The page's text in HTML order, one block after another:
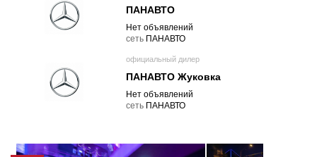
ПАНАВТО
Нет объявлений
cеть ПАНАВТО
официальный дилер
ПАНАВТО Жуковка
Нет объявлений
cеть ПАНАВТО